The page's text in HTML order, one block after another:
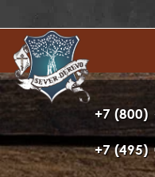
+7 (800)
+7 (495)